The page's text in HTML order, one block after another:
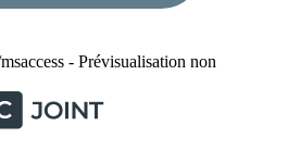
- Prévisualisation non